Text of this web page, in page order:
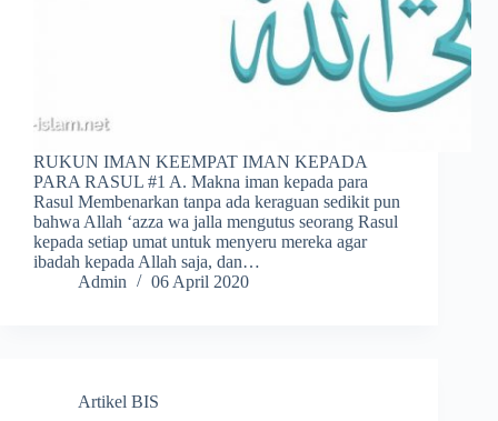
RUKUN IMAN KEEMPAT IMAN KEPADA
PARA RASUL #1 A. Makna iman kepada para
Rasul Membenarkan tanpa ada keraguan sedikit pun
bahwa Allah ‘azza wa jalla mengutus seorang Rasul
kepada setiap umat untuk menyeru mereka agar
ibadah kepada Allah saja, dan…
Admin
06 April 2020
Artikel BIS